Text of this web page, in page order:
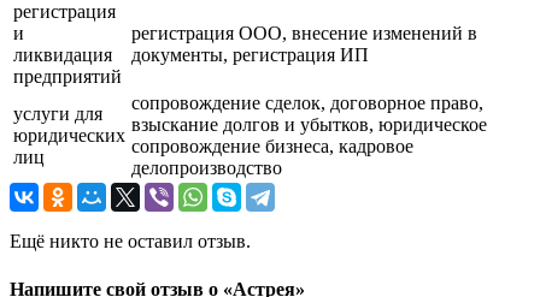
регистрация
и
ликвидация
предприятий
регистрация ООО, внесение изменений в
документы, регистрация ИП
услуги для
юридических
лиц
сопровождение сделок, договорное право,
взыскание долгов и убытков, юридическое
сопровождение бизнеса, кадровое
делопроизводство
Ещё никто не оставил отзыв.
Напишите свой отзыв о «Астрея»